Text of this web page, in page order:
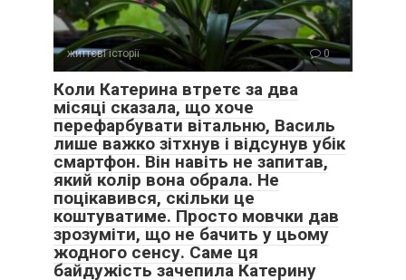
життєві історії 0
Коли Катерина втретє за два
місяці сказала, що хоче
перефарбувати вітальню, Василь
лише важко зітхнув і відсунув убік
смартфон. Він навіть не запитав,
який колір вона обрала. Не
поцікавився, скільки це
коштуватиме. Просто мовчки дав
зрозуміти, що не бачить у цьому
жодного сенсу. Саме ця
байдужість зачепила Катерину